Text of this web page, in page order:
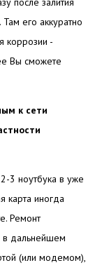
его аккуратно
коррозии -
Вы сможете
к сети
3 ноутбука в уже
карта иногда
Ремонт
в дальнейшем
(или модемом),